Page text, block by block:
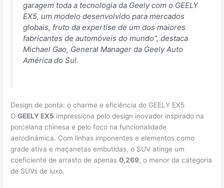
garagem toda a tecnologia da Geely com o GEELY
EX5, um modelo desenvolvido para mercados
globais, fruto da expertise de um dos maiores
fabricantes de automóveis do mundo”, destaca
Michael Gao, General Manager da Geely Auto
América do Sul.
Design de ponta: o charme e eficiência do GEELY EX5
OGEELY EX5 impressiona pelo design inovador inspirado na
porcelana chinesa e pelo foco na funcionalidade
aerodinâmica. Com linhas imponentes e elementos como
grade ativa e maçanetas embutidas, o SUV atinge um
coeficiente de arrasto de apenas0,269, o menor da categoria
de SUVs de luxo.